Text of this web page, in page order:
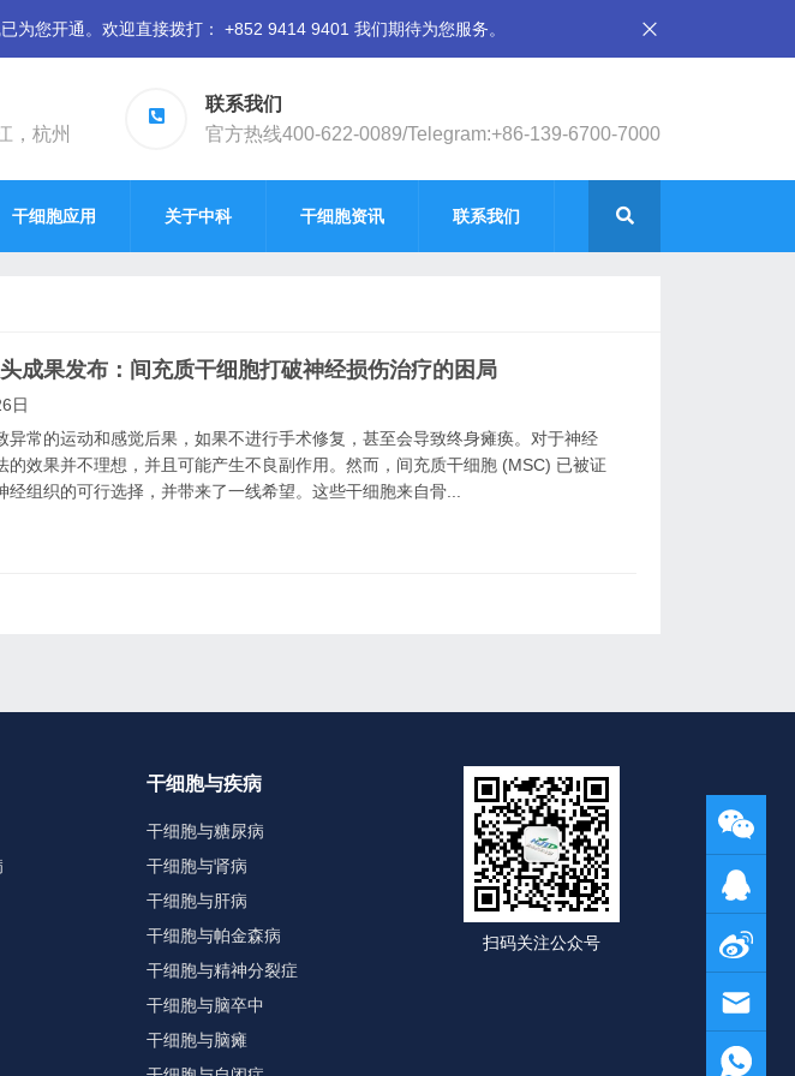
为您开通。欢迎直接拨打： +852 9414 9401 我们期待为您服务。
，杭州
联系我们
官方热线400-622-0089/Telegram:+86-139-6700-7000
干细胞应用 关于中科 干细胞资讯 联系我们
成果发布：间充质干细胞打破神经损伤治疗的困局
日
异常的运动和感觉后果，如果不进行手术修复，甚至会导致终身瘫痪。对于神经
的效果并不理想，并且可能产生不良副作用。然而，间充质干细胞 (MSC) 已被证
经组织的可行选择，并带来了一线希望。这些干细胞来自骨...
干细胞与疾病
干细胞与糖尿病
干细胞与肾病
干细胞与肝病
干细胞与帕金森病
干细胞与精神分裂症
干细胞与脑卒中
干细胞与脑瘫
扫码关注公众号